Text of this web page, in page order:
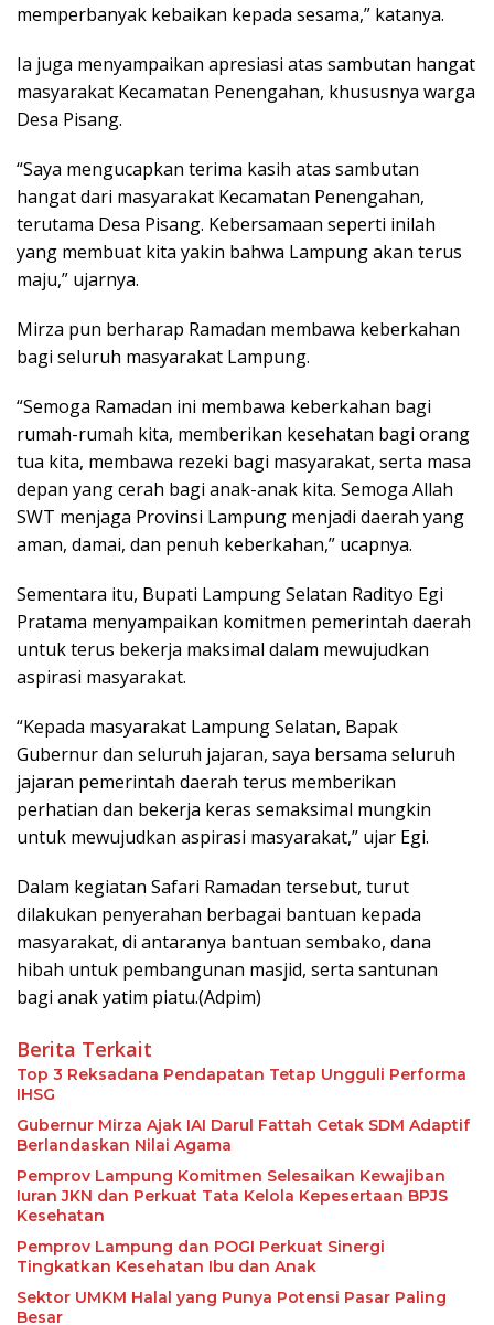
memperbanyak kebaikan kepada sesama,” katanya.
Ia juga menyampaikan apresiasi atas sambutan hangat
masyarakat Kecamatan Penengahan, khususnya warga
Desa Pisang.
“Saya mengucapkan terima kasih atas sambutan
hangat dari masyarakat Kecamatan Penengahan,
terutama Desa Pisang. Kebersamaan seperti inilah
yang membuat kita yakin bahwa Lampung akan terus
maju,” ujarnya.
Mirza pun berharap Ramadan membawa keberkahan
bagi seluruh masyarakat Lampung.
“Semoga Ramadan ini membawa keberkahan bagi
rumah-rumah kita, memberikan kesehatan bagi orang
tua kita, membawa rezeki bagi masyarakat, serta masa
depan yang cerah bagi anak-anak kita. Semoga Allah
SWT menjaga Provinsi Lampung menjadi daerah yang
aman, damai, dan penuh keberkahan,” ucapnya.
Sementara itu, Bupati Lampung Selatan Radityo Egi
Pratama menyampaikan komitmen pemerintah daerah
untuk terus bekerja maksimal dalam mewujudkan
aspirasi masyarakat.
“Kepada masyarakat Lampung Selatan, Bapak
Gubernur dan seluruh jajaran, saya bersama seluruh
jajaran pemerintah daerah terus memberikan
perhatian dan bekerja keras semaksimal mungkin
untuk mewujudkan aspirasi masyarakat,” ujar Egi.
Dalam kegiatan Safari Ramadan tersebut, turut
dilakukan penyerahan berbagai bantuan kepada
masyarakat, di antaranya bantuan sembako, dana
hibah untuk pembangunan masjid, serta santunan
bagi anak yatim piatu.(Adpim)
Berita Terkait
Top 3 Reksadana Pendapatan Tetap Ungguli Performa
IHSG
Gubernur Mirza Ajak IAI Darul Fattah Cetak SDM Adaptif
Berlandaskan Nilai Agama
Pemprov Lampung Komitmen Selesaikan Kewajiban
Iuran JKN dan Perkuat Tata Kelola Kepesertaan BPJS
Kesehatan
Pemprov Lampung dan POGI Perkuat Sinergi
Tingkatkan Kesehatan Ibu dan Anak
Sektor UMKM Halal yang Punya Potensi Pasar Paling
Besar